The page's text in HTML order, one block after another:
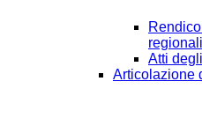
Atti
Articolazione